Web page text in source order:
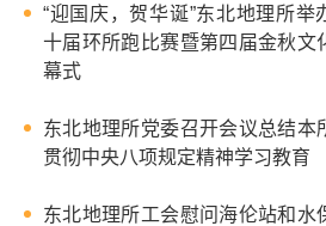
“迎国庆，贺华诞”东北地理所举
十届环所跑比赛暨第四届金秋文
幕式
东北地理所党委召开会议总结本
贯彻中央八项规定精神学习教育
东北地理所工会慰问海伦站和水